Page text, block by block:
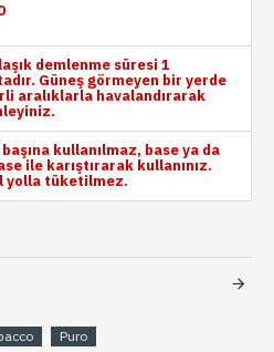
demlenme süresi 1
Güneş görmeyen bir yerde
aralıklarla havalandırarak
kullanılmaz, base ya da
ile karıştırarak kullanınız.
yolla tüketilmez.
Puro